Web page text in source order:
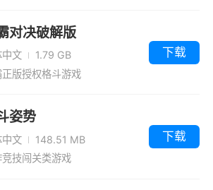
对决破解版
中文
1.79 GB
版授权格斗游戏
下载
姿势
中文
148.51 MB
技闯关类游戏
下载